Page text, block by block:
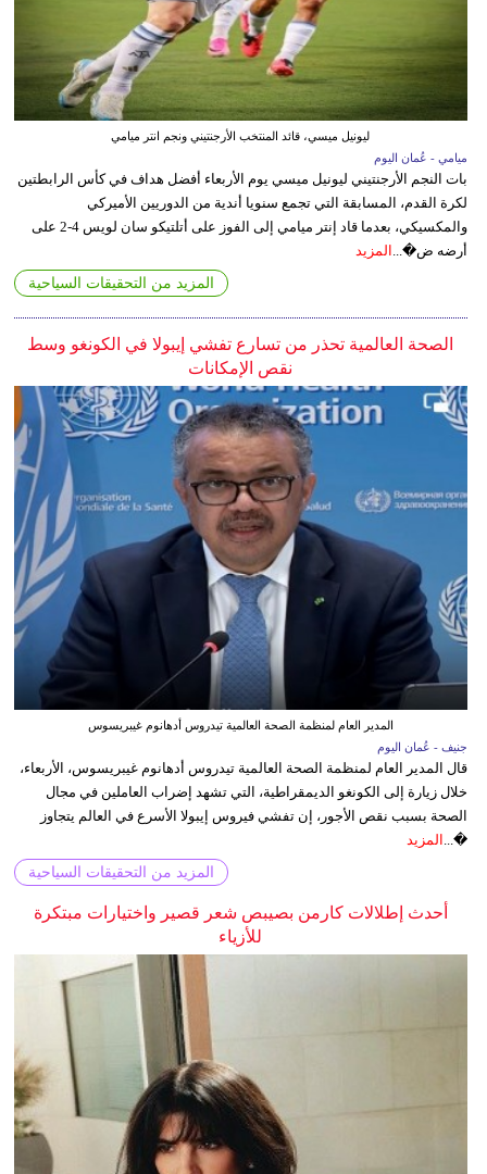
ليونيل ميسي، قائد المنتخب الأرجنتيني ونجم انتر ميامي
ميامي - عُمان اليوم
بات النجم الأرجنتيني ليونيل ميسي يوم الأربعاء أفضل هداف في كأس الرابطتين
لكرة القدم، المسابقة التي تجمع سنويا أندية من الدوريين الأميركي
والمكسيكي، بعدما قاد إنتر ميامي إلى الفوز على أتلتيكو سان لويس 4-2 على
أرضه ض�... المزيد
المزيد من التحقيقات السياحية
الصحة العالمية تحذر من تسارع تفشي إيبولا في الكونغو وسط
نقص الإمكانات
المدير العام لمنظمة الصحة العالمية تيدروس أدهانوم غيبريسوس
جنيف - عُمان اليوم
قال المدير العام لمنظمة الصحة العالمية تيدروس أدهانوم غيبريسوس، الأربعاء،
خلال زيارة إلى الكونغو الديمقراطية، التي تشهد إضراب العاملين في مجال
الصحة بسبب نقص الأجور، إن تفشي فيروس إيبولا الأسرع في العالم يتجاوز
�... المزيد
المزيد من التحقيقات السياحية
أحدث إطلالات كارمن بصيبص شعر قصير واختيارات مبتكرة
للأزياء